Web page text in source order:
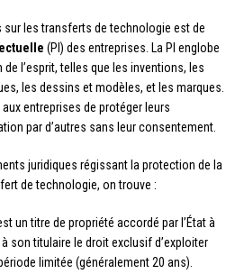
les transferts de technologie est de
(PI) des entreprises. La PI englobe
l’esprit, telles que les inventions, les
les dessins et modèles, et les marques.
entreprises de protéger leurs
par d’autres sans leur consentement.
juridiques régissant la protection de la
de technologie, on trouve :
un titre de propriété accordé par l’État à
son titulaire le droit exclusif d’exploiter
limitée (généralement 20 ans).